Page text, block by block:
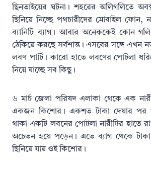
ছিনতাইয়ের ঘটনা। শহরের অলিগলিতে
ছিনিয়ে নিচ্ছে পথচারীদের মোবাইল ফোন,
ব্যানিটি ব্যাগ। আবার অনেককেই কোন
ঠেকিয়ে করছে সর্বশান্ত। এসবের সঙ্গে এখন
লবণ পার্টি। কারো হাতে লবণের পোটলা
নিয়ে যাচ্ছে সব কিছু।
৬ মার্চ জেলা পরিষদ এলাকা থেকে এক
একজন কিশোর। একশত টাকা দেয়ার পর
থাকা একটি লবনের পোটলা নারীটির হাতে
অচেতন হয়ে পড়েন। এতে ব্যাগ থেকে টাকা,
ছিনিয়ে যায় ওই কিশোর।